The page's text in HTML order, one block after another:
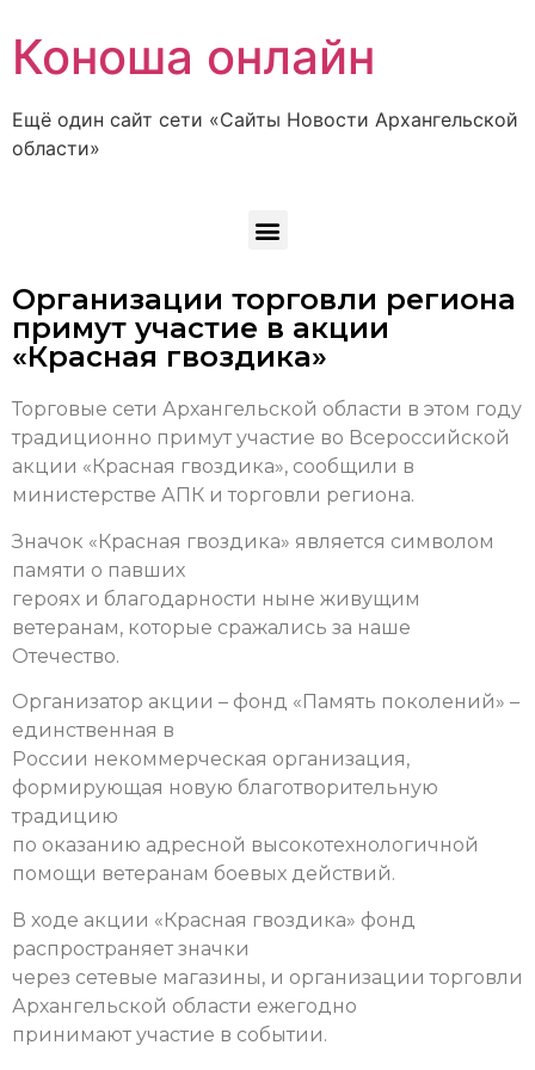
Коноша онлайн
Ещё один сайт сети «Сайты Новости Архангельской
области»
Организации торговли региона
примут участие в акции
«Красная гвоздика»
Торговые сети Архангельской области в этом году
традиционно примут участие во Всероссийской
акции «Красная гвоздика», сообщили в
министерстве АПК и торговли региона.
Значок «Красная гвоздика» является символом
памяти о павших
героях и благодарности ныне живущим
ветеранам, которые сражались за наше
Отечество.
Организатор акции – фонд «Память поколений» –
единственная в
России некоммерческая организация,
формирующая новую благотворительную
традицию
по оказанию адресной высокотехнологичной
помощи ветеранам боевых действий.
В ходе акции «Красная гвоздика» фонд
распространяет значки
через сетевые магазины, и организации торговли
Архангельской области ежегодно
принимают участие в событии.